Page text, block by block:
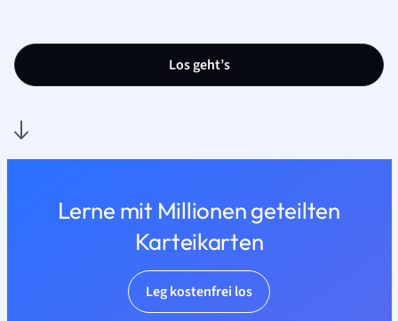
Los geht’s
Lerne mit Millionen geteilten
Karteikarten
Leg kostenfrei los